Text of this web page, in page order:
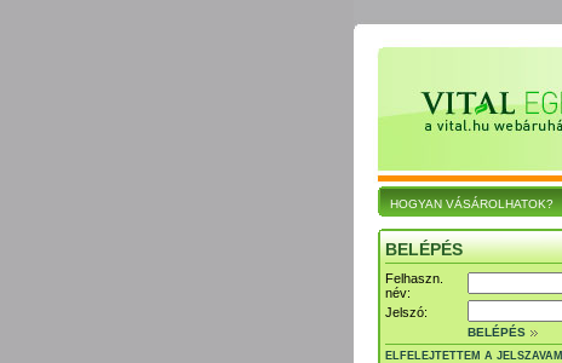
HOGYAN VÁSÁROLHATOK?
BELÉPÉS
Felhaszn.
név:
Jelszó:
BELÉPÉS
ELFELEJTETTEM A JELSZAVAM